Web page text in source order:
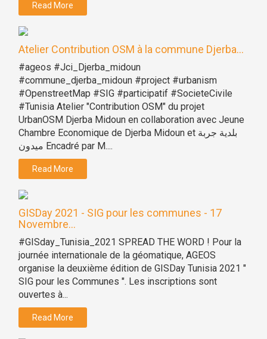
Read More
Atelier Contribution OSM à la commune Djerba...
#ageos #Jci_Djerba_midoun
#commune_djerba_midoun #project #urbanism
#OpenstreetMap #SIG #participatif #SocieteCivile
#Tunisia Atelier "Contribution OSM" du projet
UrbanOSM Djerba Midoun en collaboration avec Jeune
Chambre Economique de Djerba Midoun et بلدية جربة
ميدون Encadré par M....
Read More
GISDay 2021 - SIG pour les communes - 17
Novembre...
#GISday_Tunisia_2021 SPREAD THE WORD ! Pour la
journée internationale de la géomatique, AGEOS
organise la deuxième édition de GISDay Tunisia 2021 "
SIG pour les Communes ". Les inscriptions sont
ouvertes à...
Read More